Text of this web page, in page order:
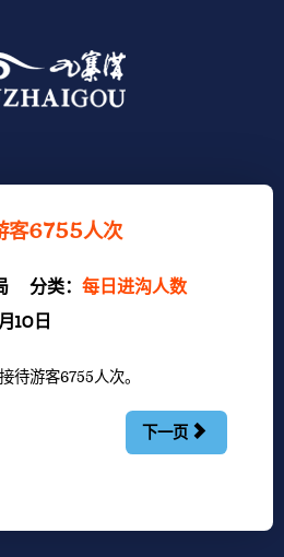
客6755人次
分类： 每日进沟人数
10日
待游客6755人次。
下一页